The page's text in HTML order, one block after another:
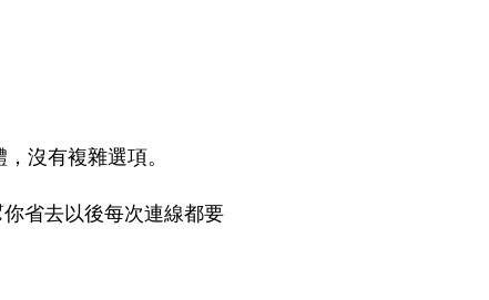
沒有複雜選項。
省去以後每次連線都要